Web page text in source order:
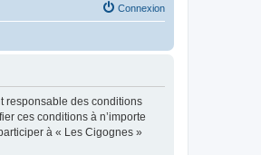
Connexion
responsable des conditions
ces conditions à n’importe
à « Les Cigognes »